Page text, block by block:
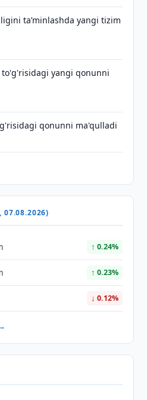
taʼminlashda yangi tizim
yangi qonunni
qonunni ma'qulladi
07.08.2026)
↑ 0.24%
↑ 0.23%
↓ 0.12%